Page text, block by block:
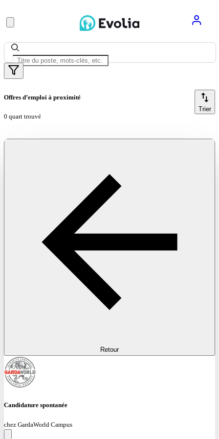
Offres d’emploi à proximité
0 quart trouvé
Trier
Retour
Candidature spontanée
chez GardaWorld Campus